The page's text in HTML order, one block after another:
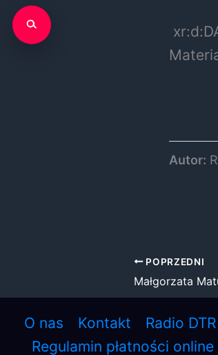
Autor:
POPRZEDNI
Małgorzata
O nas Kontakt Radio
Regulamin płatności